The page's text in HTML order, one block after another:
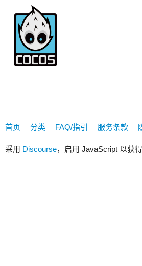
673638712
首页 分类 FAQ/指引 服务条款
采用 Discourse，启用 JavaScript 以获